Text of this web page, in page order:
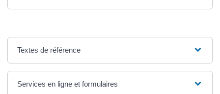
Textes de référence
Services en ligne et formulaires